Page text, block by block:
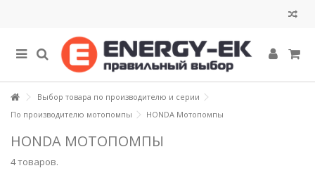
Выбор товара по производителю и серии
По производителю мотопомпы
HONDA Мотопомпы
HONDA МОТОПОМПЫ
4 товаров.